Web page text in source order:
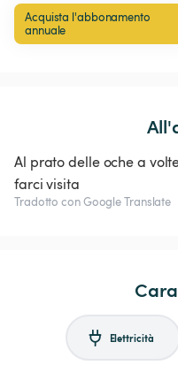
Acquista l'abbonamento
annuale
Al prato delle oche a
farci visita
Tradotto con Google Translate
Elettricità